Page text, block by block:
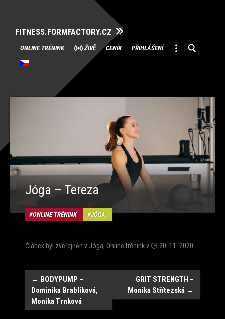
FITNESS.FORMFACTORY.CZ
Přeskočit
na
obsah
ONLINE TRÉNINK ŽIVĚ CENÍK PŘIHLÁŠENÍ
Jóga – Tereza
ONLINE TRÉNINK JÓGA
Článek byl zveřejněn v Jóga, Online tréninkv 20. 11. 2020
Navigace
← BODYPUMP –
Dominika Brablíková,
Monika Trnková
GRIT STRENGTH –
Monika Střítezská →